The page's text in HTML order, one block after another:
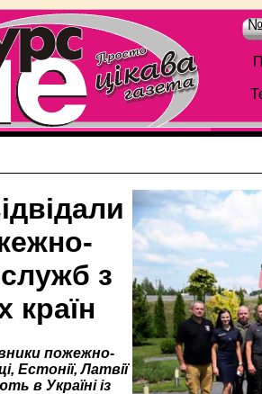
з
країн
пожежно-
Естонії, Латвії
в Україні із